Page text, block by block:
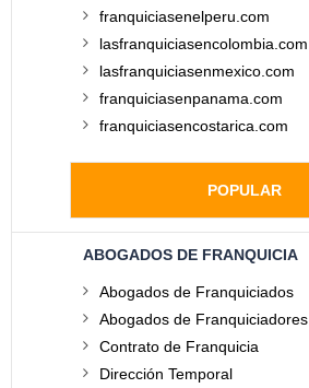
franquiciasenelperu.com
lasfranquiciasencolombia.com
lasfranquiciasenmexico.com
franquiciasenpanama.com
franquiciasencostarica.com
POPULAR
ABOGADOS DE FRANQUICIA
Abogados de Franquiciados
Abogados de Franquiciadores
Contrato de Franquicia
Dirección Temporal